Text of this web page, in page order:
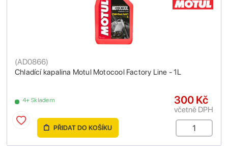
Chladící kapalina Motul Motocool Factory Line - 1L
(AD0866)
4+ Skladem 300 Kč
včetně DPH
PŘIDAT DO KOŠÍKU